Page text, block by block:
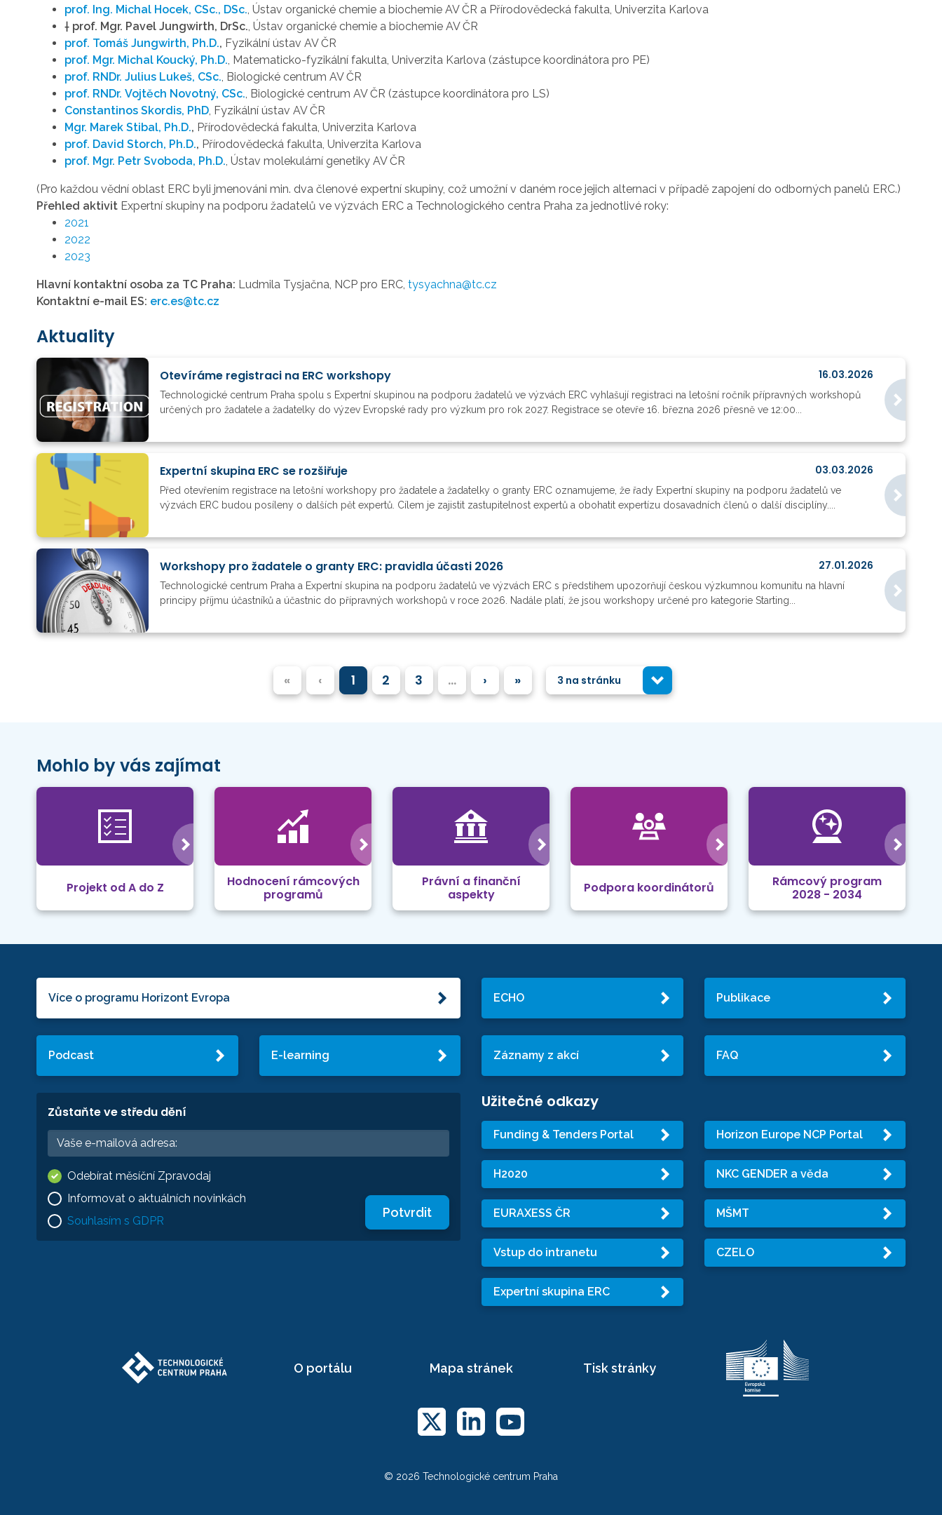
prof. Ing. Michal Hocek, CSc., DSc. , Ústav organické chemie a biochemie AV ČR a Přírodovědecká fakulta, Univerzita Karlova
† prof. Mgr. Pavel Jungwirth, DrSc. Ústav organické chemie a biochemie AV ČR
prof. Tomáš Jungwirth, Ph.D., Fyzikální ústav AV ČR
prof. Mgr. Michal Koucký, Ph.D. , Matematicko-fyzikální fakulta, Univerzita Karlova (zástupce koordinátora pro PE)
prof. RNDr. Julius Lukeš, CSc. , Biologické centrum AV ČR
prof. RNDr. Vojtěch Novotný, CSc. , Biologické centrum AV ČR (zástupce koordinátora pro LS)
Constantinos Skordis, PhD , Fyzikální ústav AV ČR
Mgr. Marek Stibal, Ph.D., Přírodovědecká fakulta, Univerzita Karlova
prof. David Storch, Ph.D., Přírodovědecká fakulta, Univerzita Karlova
prof. Mgr. Petr Svoboda, Ph.D. , Ústav molekulární genetiky AV ČR
(Pro každou vědní oblast ERC byli jmenováni min. dva členové expertní skupiny, což umožní v daném roce jejich alternaci v případě zapojení do odborných panelů ERC.)
Přehled aktivit Expertní skupiny na podporu žadatelů ve výzvách ERC a Technologického centra Praha za jednotlivé roky:
2021
2022
2023
Hlavní kontaktní osoba za TC Praha: Ludmila Tysjačna, NCP pro ERC, tysyachna@tc.cz
Kontaktní e-mail ES: erc.es@tc.cz
Aktuality
Otevíráme registraci na ERC workshopy 16.03.2026
Technologické centrum Praha spolu s Expertní skupinou na podporu žadatelů ve výzvách ERC vyhlašují registraci na letošní ročník přípravných workshopů
určených pro žadatele a žadatelky do výzev Evropské rady pro výzkum pro rok 2027. Registrace se otevře 16. března 2026 přesně ve 12:00...
Expertní skupina ERC se rozšiřuje 03.03.2026
Před otevřením registrace na letošní workshopy pro žadatele a žadatelky o granty ERC oznamujeme, že řady Expertní skupiny na podporu žadatelů ve
výzvách ERC budou posíleny o dalších pět expertů. Cílem je zajistit zastupitelnost expertů a obohatit expertízu dosavadních členů o další disciplíny....
Workshopy pro žadatele o granty ERC: pravidla účasti 2026 27.01.2026
Technologické centrum Praha a Expertní skupina na podporu žadatelů ve výzvách ERC s předstihem upozorňují českou výzkumnou komunitu na hlavní
principy příjmu účastníků a účastnic do přípravných workshopů v roce 2026. Nadále platí, že jsou workshopy určené pro kategorie Starting...
« ‹ 1 2 3 … › » 3 na stránku
Mohlo by vás zajímat
Projekt od A do Z
Hodnocení rámcových
programů
Právní a finanční
aspekty
Podpora koordinátorů
Rámcový program
2028 - 2034
Více o programu Horizont Evropa
Podcast E-learning
Zůstaňte ve středu dění
Odebírat měsíční Zpravodaj
Informovat o aktuálních novinkách
Souhlasím s GDPR
Potvrdit
ECHO Publikace
Záznamy z akcí FAQ
Užitečné odkazy
Funding & Tenders Portal Horizon Europe NCP Portal
H2020 NKC GENDER a věda
EURAXESS ČR MŠMT
Vstup do intranetu CZELO
Expertní skupina ERC
O portálu Mapa stránek Tisk stránky
© 2026 Technologické centrum Praha